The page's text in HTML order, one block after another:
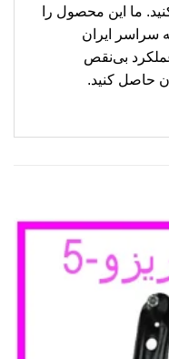
ما این محصول را
سراسر ایران
بی‌نقص
حاصل کنید.